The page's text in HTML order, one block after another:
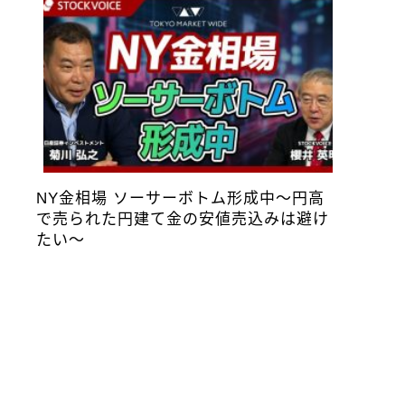
NY金相場 ソーサーボトム形成中～円高
で売られた円建て金の安値売込みは避け
たい～